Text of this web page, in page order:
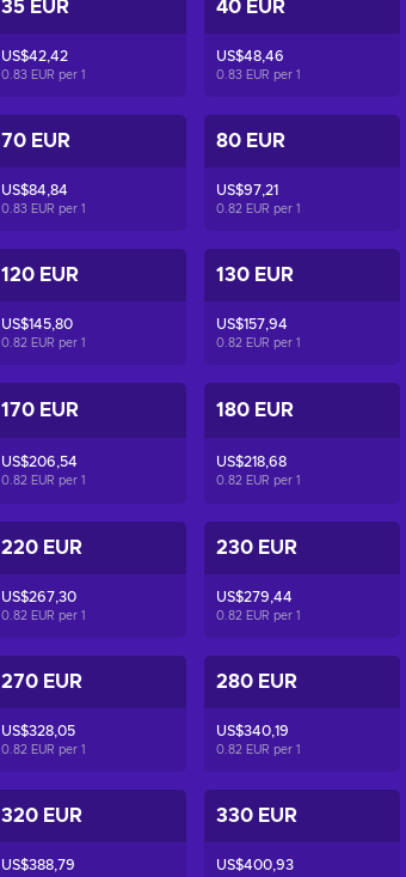
35 EUR
US$42,42
0.83 EUR per 1
40 EUR
US$48,46
0.83 EUR per 1
70 EUR
US$84,84
0.83 EUR per 1
80 EUR
US$97,21
0.82 EUR per 1
120 EUR
US$145,80
0.82 EUR per 1
130 EUR
US$157,94
0.82 EUR per 1
170 EUR
US$206,54
0.82 EUR per 1
180 EUR
US$218,68
0.82 EUR per 1
220 EUR
US$267,30
0.82 EUR per 1
230 EUR
US$279,44
0.82 EUR per 1
270 EUR
US$328,05
0.82 EUR per 1
280 EUR
US$340,19
0.82 EUR per 1
320 EUR
US$388,79
330 EUR
US$400,93